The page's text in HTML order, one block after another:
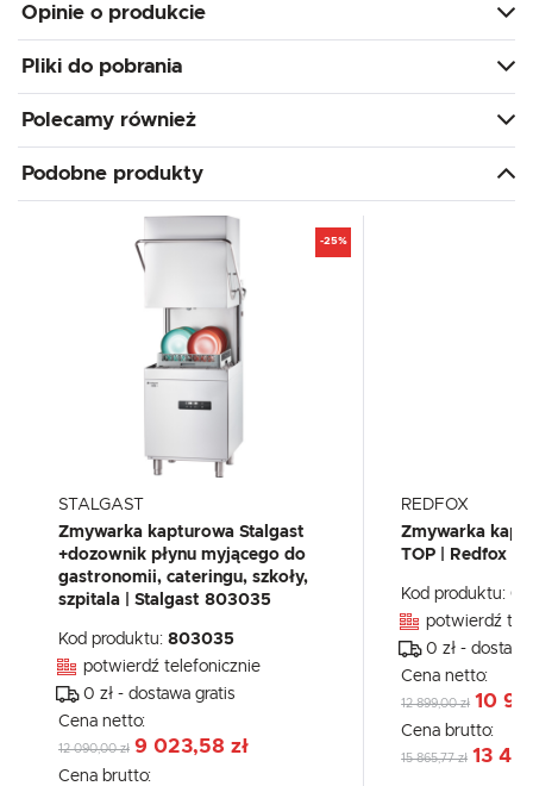
Opinie o produkcie
Pliki do pobrania
Polecamy również
Podobne produkty
-25%
STALGAST
Zmywarka kapturowa Stalgast
+dozownik płynu myjącego do
gastronomii, cateringu, szkoły,
szpitala | Stalgast 803035
Kod produktu: 803035
potwierdź telefonicznie
0 zł - dostawa gratis
Cena netto:
12 090,00 zł 9 023,58 zł
Cena brutto:
REDFOX
Zmywarka
TOP | Redfox
Kod produktu:
potwierdź
0 zł -
Cena netto:
12 899,00 zł 10
Cena brutto:
15 865,77 zł 13